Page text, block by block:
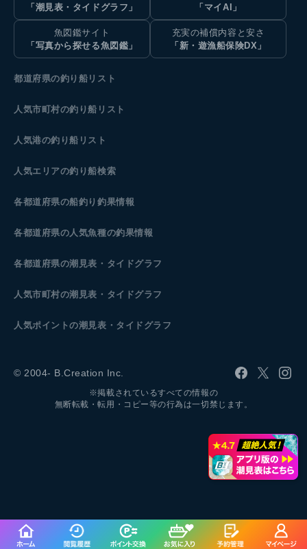
「潮見表・タイドグラフ」
「マイAI」
魚図鑑サイト
「写真から探せる魚図鑑」
充実の補償内容と安さ
「新・遊漁船保険DX」
都道府県の釣り船リスト
人気市町村の釣り船リスト
人気港の釣り船リスト
人気エリアの釣り船検索
各都道府県の船釣り釣果情報
各都道府県の人気魚種の釣果情報
各都道府県の潮見表 ・タイドグラフ
人気市町村の潮見表・タイドグラフ
人気ポイントの潮見表・タイドグラフ
© 2004- B.Creation Inc.
※掲載されているすべての情報の
無断転載・転用・コピー等の行為は一切禁じます。